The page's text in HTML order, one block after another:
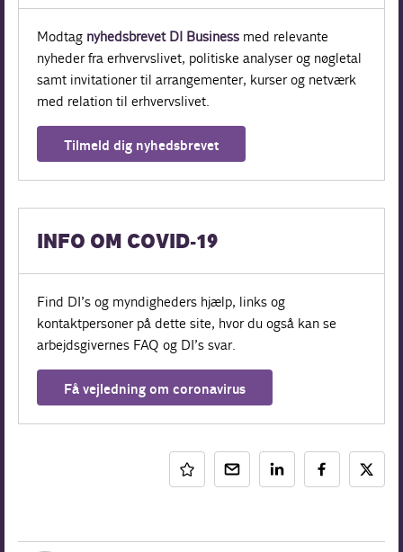
Modtag nyhedsbrevet DI Business med relevante
nyheder fra erhvervslivet, politiske analyser og nøgletal
samt invitationer til arrangementer, kurser og netværk
med relation til erhvervslivet.
Tilmeld dig nyhedsbrevet
INFO OM COVID-19
Find DI’s og myndigheders hjælp, links og
kontaktpersoner på dette site, hvor du også kan se
arbejdsgivernes FAQ og DI’s svar.
Få vejledning om coronavirus